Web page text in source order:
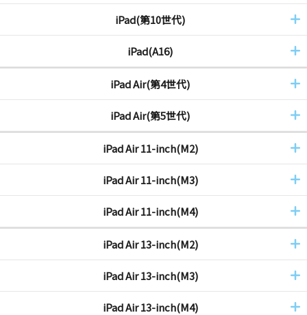
iPad(第10世代)
iPad(A16)
iPad Air(第4世代)
iPad Air(第5世代)
iPad Air 11-inch(M2)
iPad Air 11-inch(M3)
iPad Air 11-inch(M4)
iPad Air 13-inch(M2)
iPad Air 13-inch(M3)
iPad Air 13-inch(M4)